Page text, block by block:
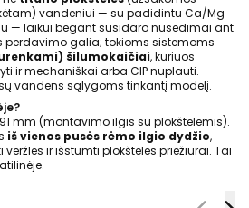
vandeniui — su padidintu Ca/Mg
— laikui bėgant susidaro nusėdimai ant
perdavimo galia; tokioms sistemoms
šilumokaičiai, kuriuos
ir mechaniškai arba CIP nuplauti.
vandens sąlygoms tinkantį modelį.
mm (montavimo ilgis su plokštelėmis).
iš vienos pusės rėmo ilgio dydžio,
ir išstumti plokšteles priežiūrai. Tai